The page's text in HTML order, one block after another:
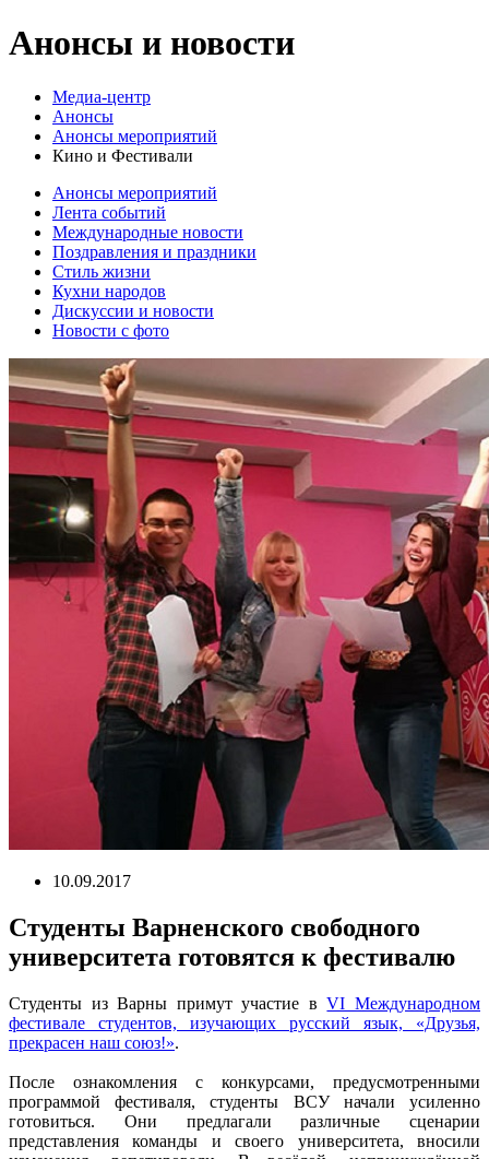
Анонсы и новости
Медиа-центр
Анонсы
Анонсы мероприятий
Кино и Фестивали
Анонсы мероприятий
Лента событий
Международные новости
Поздравления и праздники
Cтиль жизни
Кухни народов
Дискуссии и новости
Новости с фото
10.09.2017
Студенты Варненского свободного
университета готовятся к фестивалю
Студенты из Варны примут участие вVI Международном
фестивале студентов, изучающих русский язык, «Друзья,
прекрасен наш союз!».
После ознакомления с конкурсами, предусмотренными
программой фестиваля, студенты ВСУ начали усиленно
готовиться. Они предлагали различные сценарии
представления команды и своего университета, вносили